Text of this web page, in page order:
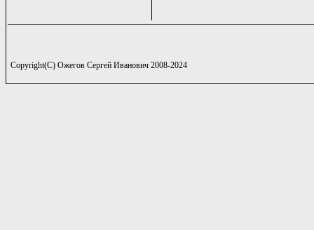
Copyright(C) Ожегов Сергей Иванович 2008-2024